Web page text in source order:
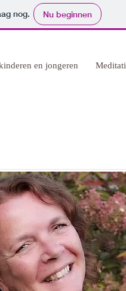
nog. Nu beginnen
en jongeren